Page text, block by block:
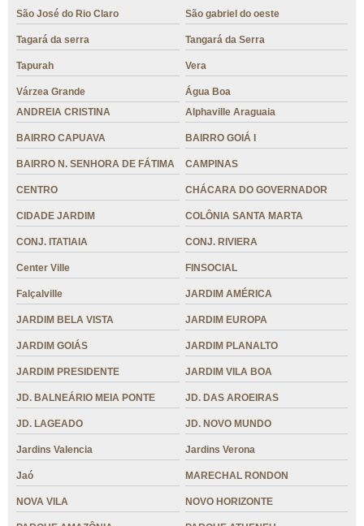
São José do Rio Claro São gabriel do oeste
Tagará da serra Tangará da Serra
Tapurah Vera
Várzea Grande
Água Boa
ANDREIA CRISTINA
Alphaville Araguaia
BAIRRO CAPUAVA BAIRRO GOIÁ I
BAIRRO N. SENHORA DE FÁTIMA CAMPINAS
CENTRO CHÁCARA DO GOVERNADOR
CIDADE JARDIM COLÔNIA SANTA MARTA
CONJ. ITATIAIA CONJ. RIVIERA
Center Ville FINSOCIAL
Falçalville JARDIM AMÉRICA
JARDIM BELA VISTA JARDIM EUROPA
JARDIM GOIÁS JARDIM PLANALTO
JARDIM PRESIDENTE JARDIM VILA BOA
JD. BALNEÁRIO MEIA PONTE JD. DAS AROEIRAS
JD. LAGEADO JD. NOVO MUNDO
Jardins Valencia Jardins Verona
Jaó MARECHAL RONDON
NOVA VILA NOVO HORIZONTE